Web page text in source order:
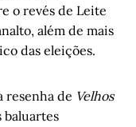
o revés de Leite
além de mais
das eleições.
resenha de Velhos
baluartes